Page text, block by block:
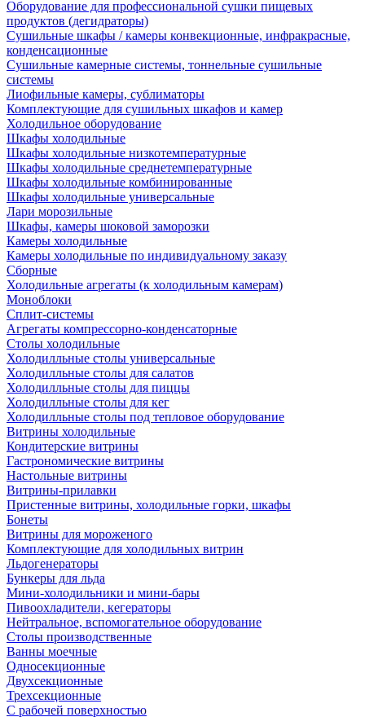
Оборудование для профессиональной сушки пищевых
продуктов (дегидраторы)
Сушильные шкафы / камеры конвекционные, инфракрасные,
конденсационные
Сушильные камерные системы, тоннельные сушильные
системы
Лиофильные камеры, сублиматоры
Комплектующие для сушильных шкафов и камер
Холодильное оборудование
Шкафы холодильные
Шкафы холодильные низкотемпературные
Шкафы холодильные среднетемпературные
Шкафы холодильные комбинированные
Шкафы холодильные универсальные
Лари морозильные
Шкафы, камеры шоковой заморозки
Камеры холодильные
Камеры холодильные по индивидуальному заказу
Сборные
Холодильные агрегаты (к холодильным камерам)
Моноблоки
Сплит-системы
Агрегаты компрессорно-конденсаторные
Столы холодильные
Холодилльные столы универсальные
Холодилльные столы для салатов
Холодилльные столы для пиццы
Холодилльные столы для кег
Холодилльные столы под тепловое оборудование
Витрины холодильные
Кондитерские витрины
Гастрономические витрины
Настольные витрины
Витрины-прилавки
Пристенные витрины, холодильные горки, шкафы
Бонеты
Витрины для мороженого
Комплектующие для холодильных витрин
Льдогенераторы
Бункеры для льда
Мини-холодильники и мини-бары
Пивоохладители, кегераторы
Нейтральное, вспомогательное оборудование
Столы производственные
Ванны моечные
Односекционные
Двухсекционные
Трехсекционные
С рабочей поверхностью